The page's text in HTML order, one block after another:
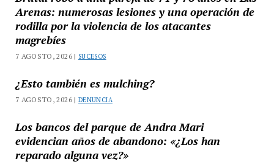
Arenas: numerosas lesiones y una operación de
rodilla por la violencia de los atacantes
magrebíes
7 AGOSTO, 2026 | SUCESOS
¿Esto también es mulching?
7 AGOSTO, 2026 |DENUNCIA
Los bancos del parque de Andra Mari
evidencian años de abandono: «¿Los han
reparado alguna vez?»